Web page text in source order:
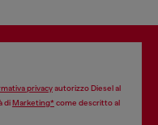
privacyautorizzo Diesel al
diMarketing*come descritto al